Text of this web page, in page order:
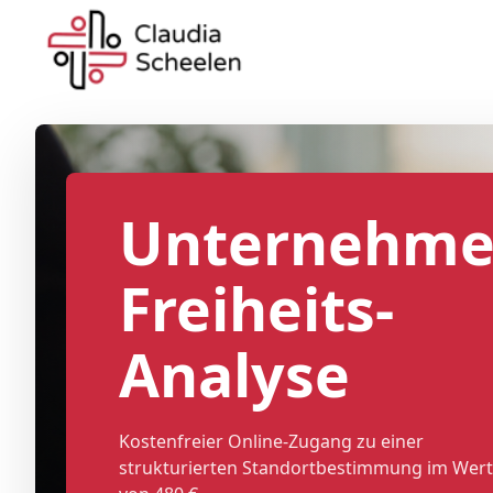
Freiheits-
Analyse
Kostenfreier Online-Zugang zu einer
strukturierten Standortbestimmung im Wert